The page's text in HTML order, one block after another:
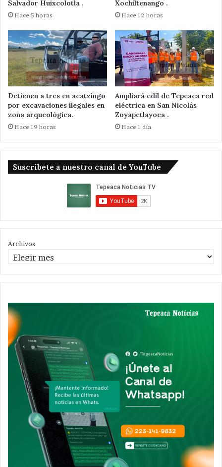
Salvador Huixcolotla .
Hace 5 horas
Xochiltenango .
Hace 12 horas
Detienen a tres en acatzingo
por excavaciones ilegales en
zona arqueológica.
Hace 19 horas
Ampliará edil de Tepeaca red
eléctrica en San Nicolás
Zoyapetlayoca .
Hace 1 día
Suscribete a nuestro canal de YouTube
Archivos